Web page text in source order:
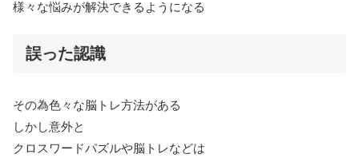
様々な悩みが解決できるようになる
誤った認識
その為色々な脳トレ方法がある
しかし意外と
クロスワードパズルや脳トレなどは